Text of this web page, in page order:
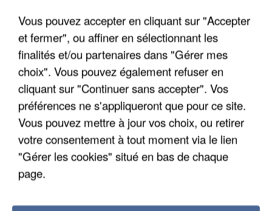
Trois personnes ont été placées en garde à vue.
Vous pouvez accepter en cliquant sur "Accepter
et fermer", ou affiner en sélectionnant les
finalités et/ou partenaires dans "Gérer mes
choix". Vous pouvez également refuser en
cliquant sur "Continuer sans accepter". Vos
préférences ne s'appliqueront que pour ce site.
Vous pouvez mettre à jour vos choix, ou retirer
votre consentement à tout moment via le lien
"Gérer les cookies" situé en bas de chaque
page.